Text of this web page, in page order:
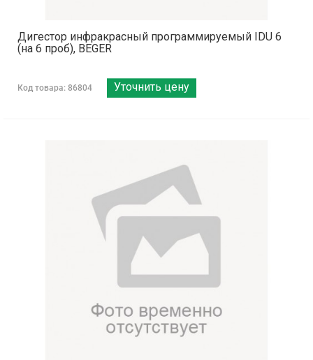
Дигестор инфракрасный программируемый IDU 6
(на 6 проб), BEGER
Код товара: 86804 Уточнить цену